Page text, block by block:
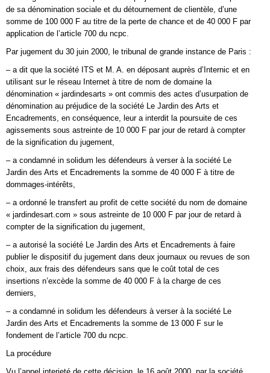
de sa dénomination sociale et du détournement de clientèle, d’une
somme de 100 000 F au titre de la perte de chance et de 40 000 F par
application de l’article 700 du ncpc.
Par jugement du 30 juin 2000, le tribunal de grande instance de Paris :
– a dit que la société ITS et M. A. en déposant auprès d’Internic et en
utilisant sur le réseau Internet à titre de nom de domaine la
dénomination « jardindesarts » ont commis des actes d’usurpation de
dénomination au préjudice de la société Le Jardin des Arts et
Encadrements, en conséquence, leur a interdit la poursuite de ces
agissements sous astreinte de 10 000 F par jour de retard à compter
de la signification du jugement,
– a condamné in solidum les défendeurs à verser à la société Le
Jardin des Arts et Encadrements la somme de 40 000 F à titre de
dommages-intérêts,
– a ordonné le transfert au profit de cette société du nom de domaine
« jardindesart.com » sous astreinte de 10 000 F par jour de retard à
compter de la signification du jugement,
– a autorisé la société Le Jardin des Arts et Encadrements à faire
publier le dispositif du jugement dans deux journaux ou revues de son
choix, aux frais des défendeurs sans que le coût total de ces
insertions n’excède la somme de 40 000 F à la charge de ces
derniers,
– a condamné in solidum les défendeurs à verser à la société Le
Jardin des Arts et Encadrements la somme de 13 000 F sur le
fondement de l’article 700 du ncpc.
La procédure